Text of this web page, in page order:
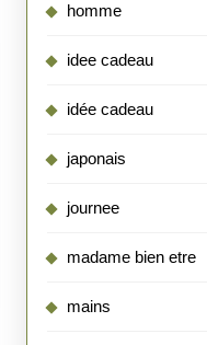
homme
idee cadeau
idée cadeau
japonais
journee
madame bien etre
mains